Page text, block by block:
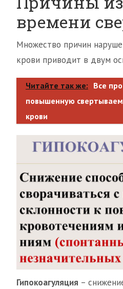
времени
Множество причин
крови приводит в двум
Читайте так же: Все про
повышенную
крови
Гипокоагуляция –